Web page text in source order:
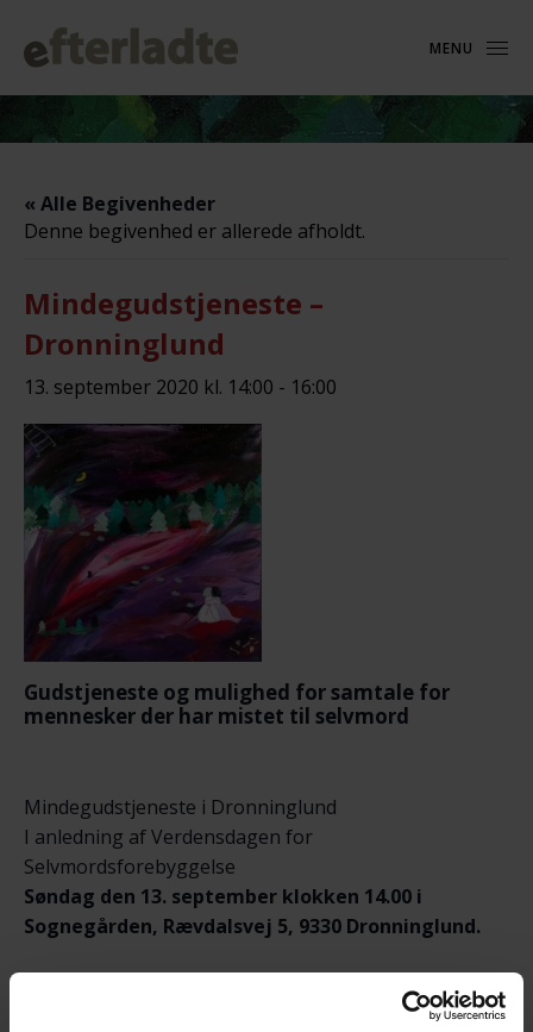
MENU
« Alle Begivenheder
Denne begivenhed er allerede afholdt.
Mindegudstjeneste –
Dronninglund
13. september 2020 kl. 14:00 - 16:00
Gudstjeneste og mulighed for samtale for
mennesker der har mistet til selvmord
Mindegudstjeneste i Dronninglund
I anledning af Verdensdagen for
Selvmordsforebyggelse
Søndag den 13. september klokken 14.00 i
Sognegården, Rævdalsvej 5, 9330 Dronninglund.